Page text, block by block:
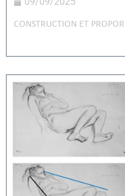
CONSTRUCTION ET